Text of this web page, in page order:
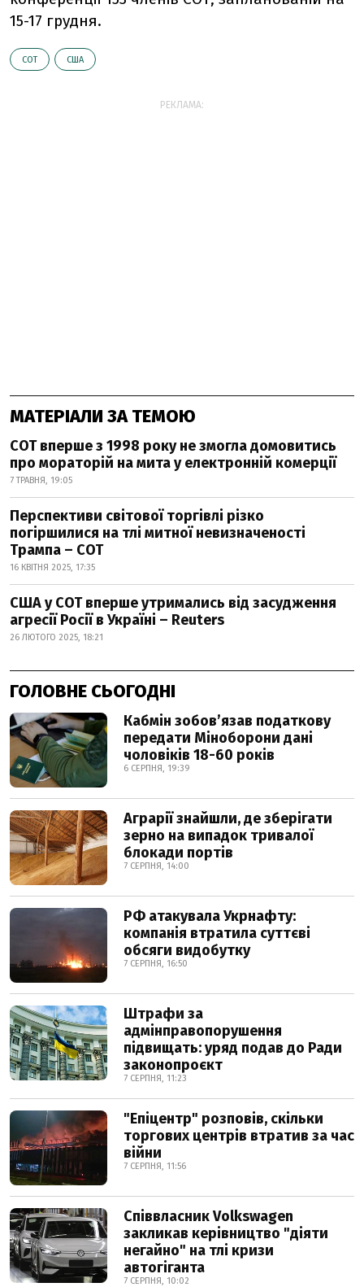
15-17 грудня.
СОТ США
РЕКЛАМА:
МАТЕРІАЛИ ЗА ТЕМОЮ
СОТ вперше з 1998 року не змогла домовитись
про мораторій на мита у електронній комерції
7 ТРАВНЯ, 19:05
Перспективи світової торгівлі різко
погіршилися на тлі митної невизначеності
Трампа – СОТ
16 КВІТНЯ 2025, 17:35
США у СОТ вперше утримались від засудження
агресії Росії в Україні – Reuters
26 ЛЮТОГО 2025, 18:21
ГОЛОВНЕ СЬОГОДНІ
Кабмін зобовʼязав податкову
передати Міноборони дані
чоловіків 18-60 років
6 СЕРПНЯ, 19:39
Аграрії знайшли, де зберігати
зерно на випадок тривалої
блокади портів
7 СЕРПНЯ, 14:00
РФ атакувала Укрнафту:
компанія втратила суттєві
обсяги видобутку
7 СЕРПНЯ, 16:50
Штрафи за
адмінправопорушення
підвищать: уряд подав до Ради
законопроєкт
7 СЕРПНЯ, 11:23
"Епіцентр" розповів, скільки
торгових центрів втратив за час
війни
7 СЕРПНЯ, 11:56
Співвласник Volkswagen
закликав керівництво "діяти
негайно" на тлі кризи
автогіганта
7 СЕРПНЯ, 10:02